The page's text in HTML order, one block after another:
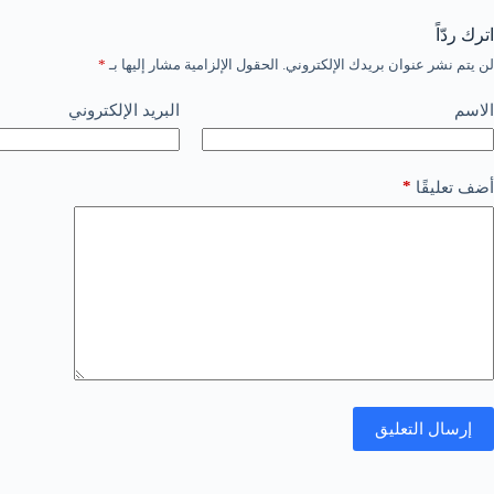
اترك ردّاً
لن يتم نشر عنوان بريدك الإلكتروني. الحقول الإلزامية مشار إليها بـ *
الاسم البريد الإلكتروني
أضف تعليقًا *
إرسال التعليق